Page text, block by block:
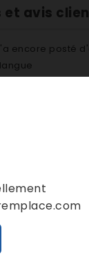
et avis
encore posté